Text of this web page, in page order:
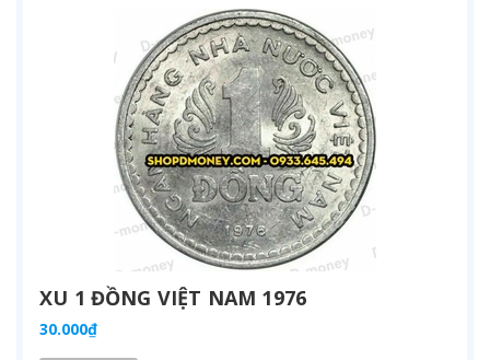
XU 1 ĐỒNG VIỆT NAM 1976
30.000₫